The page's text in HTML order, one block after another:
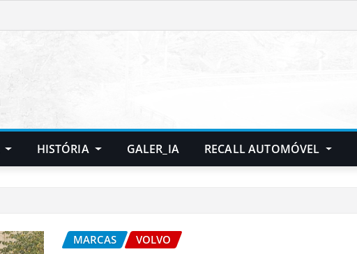
HISTÓRIA GALER_IA RECALL AUTOMÓVEL
MARCAS VOLVO